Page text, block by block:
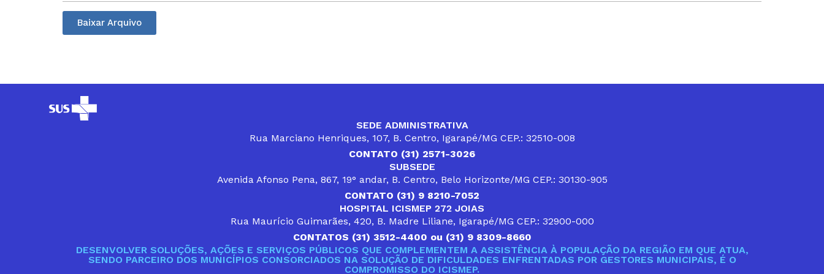
Baixar Arquivo
SEDE ADMINISTRATIVA
Rua Marciano Henriques, 107, B. Centro, Igarapé/MG CEP.: 32510-008
CONTATO (31) 2571-3026
SUBSEDE
Avenida Afonso Pena, 867, 19° andar, B. Centro, Belo Horizonte/MG CEP.: 30130-905
CONTATO (31) 9 8210-7052
HOSPITAL ICISMEP 272 JOIAS
Rua Maurício Guimarães, 420, B. Madre Liliane, Igarapé/MG CEP.: 32900-000
CONTATOS (31) 3512-4400 ou (31) 9 8309-8660
DESENVOLVER SOLUÇÕES, AÇÕES E SERVIÇOS PÚBLICOS QUE COMPLEMENTEM A ASSISTÊNCIA À POPULAÇÃO DA REGIÃO EM QUE ATUA,
SENDO PARCEIRO DOS MUNICÍPIOS CONSORCIADOS NA SOLUÇÃO DE DIFICULDADES ENFRENTADAS POR GESTORES MUNICIPAIS, É O
COMPROMISSO DO ICISMEP.